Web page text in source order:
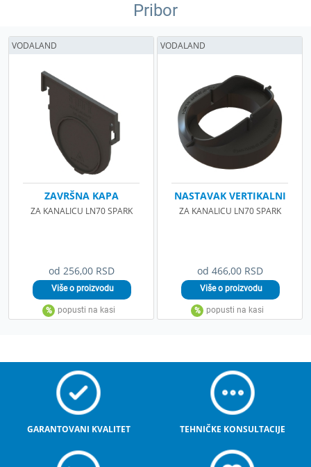
Pribor
od 256,00 RSD
ZAVRŠNA KAPA
ZA KANALICU LN70 SPARK
VODALAND
od 466,00 RSD
NASTAVAK VERTIKALNI
ZA KANALICU LN70 SPARK
VODALAND
GARANTOVANI KVALITET TEHNIČKE KONSULTACIJE